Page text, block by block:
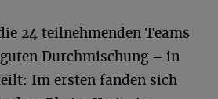
24 teilnehmenden Teams
Durchmischung – in
Im ersten fanden sich